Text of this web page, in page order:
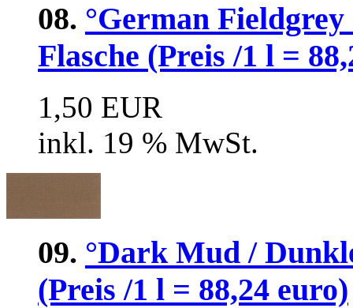
08. °German
Flasche (Preis /1 l =
1,50 EUR
inkl. 19 % MwSt.
09. °Dark Mud /
(Preis /1 l = 88,24 euro)